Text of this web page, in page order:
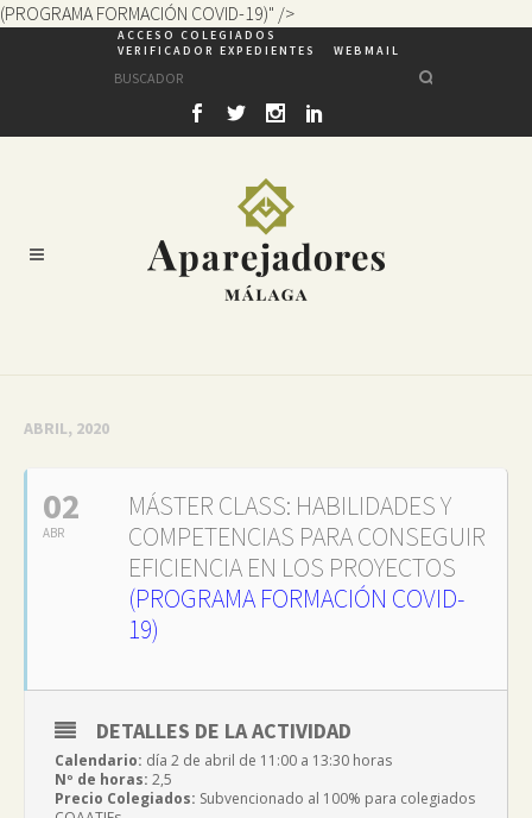
(PROGRAMA FORMACIÓN COVID-19)" />
ACCESO COLEGIADOS
VERIFICADOR EXPEDIENTES
WEBMAIL
ABRIL, 2020
02
ABR
MÁSTER CLASS: HABILIDADES Y
COMPETENCIAS PARA CONSEGUIR
EFICIENCIA EN LOS PROYECTOS
(PROGRAMA FORMACIÓN COVID-
19)
DETALLES DE LA ACTIVIDAD
Calendario: día 2 de abril de 11:00 a 13:30 horas
Nº de horas: 2,5
Precio Colegiados: Subvencionado al 100% para colegiados